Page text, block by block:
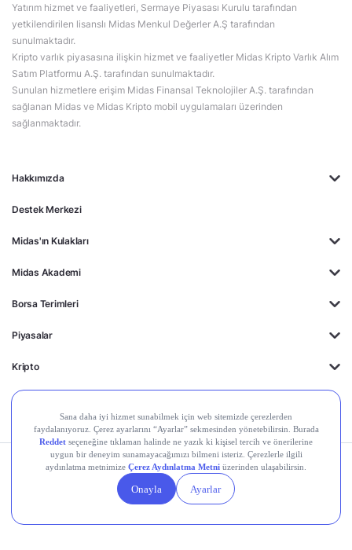
Hakkımızda
Destek Merkezi
Midas'ın Kulakları
Midas Akademi
Borsa Terimleri
Piyasalar
Kripto
Ayrıcalıklar
Yatırım hizmet ve faaliyetleri, Sermaye Piyasası Kurulu tarafından
yetkilendirilen lisanslı Midas Menkul Değerler A.Ş tarafından
sunulmaktadır.
Kripto varlık piyasasına ilişkin hizmet ve faaliyetler Midas Kripto Varlık Alım
Satım Platformu A.Ş. tarafından sunulmaktadır.
Sunulan hizmetlere erişim Midas Finansal Teknolojiler A.Ş. tarafından
sağlanan Midas ve Midas Kripto mobil uygulamaları üzerinden
sağlanmaktadır.
Kişisel Verilerin
Gizlilik
Politikası
Yasal
Duyurular
Çerez